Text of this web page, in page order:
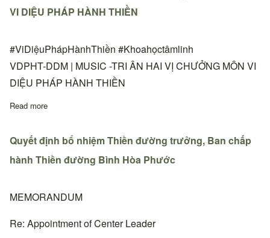
VI DIỆU PHÁP HÀNH THIỀN
#ViDiệuPhápHànhThiền #Khoahọctâmlinh
VDPHT-DDM | MUSIC -TRI ÂN HAI VỊ CHƯỞNG MÔN VI
DIỆU PHÁP HÀNH THIỀN
Read more
Quyết định bổ nhiệm Thiền đường trưởng, Ban chấp
hành Thiền đường Bình Hòa Phước
MEMORANDUM
Re: Appointment of Center Leader